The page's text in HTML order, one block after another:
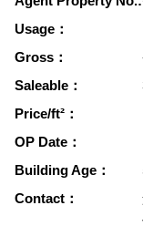
Usage：
Gross：
Saleable：
Price/ft²：
OP Date：
Building Age：
Contact：